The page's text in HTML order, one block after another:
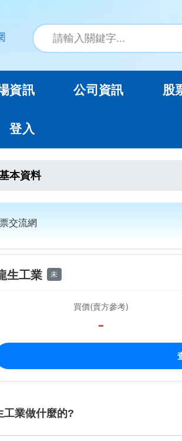
資訊 公司資訊 股
登入
本資料
交流網
生工業 未
買價(賣方參考)
-
工業做什麼的?